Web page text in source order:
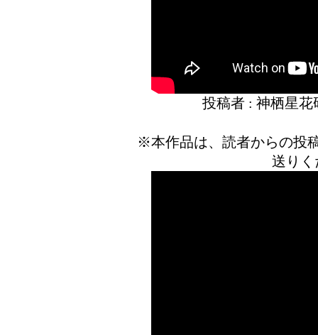
投稿者 : 神栖星
※本作品は、読者からの投
送り